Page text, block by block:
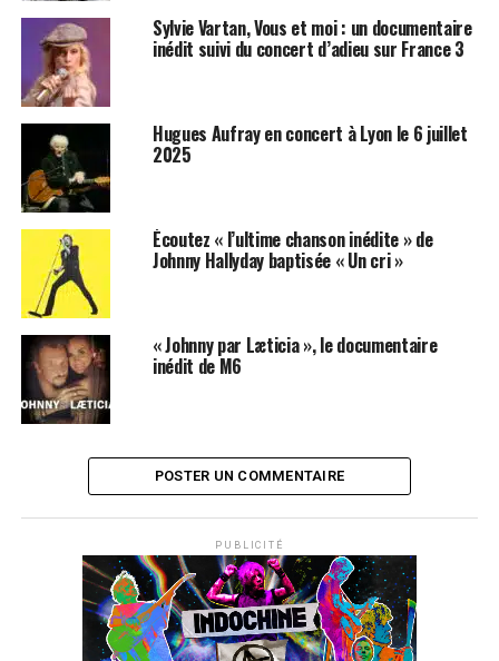
[amazon_link
template=’ProductCarousel’ store=’wwwzikeonet-21′
marketplace=’FR’ link_id=’d7e70574-7621-11e8-b63d-
97d69cd3854f’]
SUJETS ASSOCIÉS: JOHNNY HALLYDAY YAROL POUPAUD
Sylvie Vartan, Vous et moi : un documentaire
inédit suivi du concert d’adieu sur France 3
Hugues Aufray en concert à Lyon le 6 juillet
2025
Écoutez « l’ultime chanson inédite » de
Johnny Hallyday baptisée « Un cri »
« Johnny par Læticia », le documentaire
inédit de M6
POSTER UN COMMENTAIRE
PUBLICITÉ